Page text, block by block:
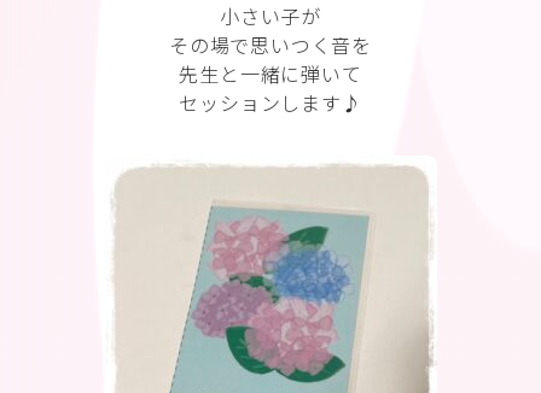
小さい子が
その場で思いつく音を
先生と一緒に弾いて
セッションします♪